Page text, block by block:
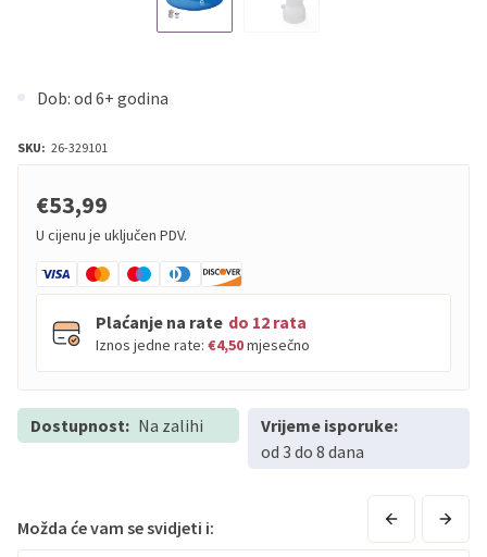
Dob: od 6+ godina
SKU: 26-329101
€53,99
U cijenu je uključen PDV.
Plaćanje na rate do 12 rata
Iznos jedne rate: €4,50mjesečno
PBZ do12
Visa Premium
do12
Erste
Master do12rata
Dostupnost: Na zalihi
Vrijeme isporuke:
od 3 do 8 dana
Možda će vam se svidjeti i: